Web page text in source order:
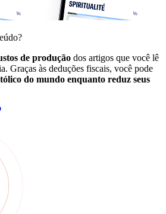
de produção dos artigos que você lê
Graças às deduções fiscais, você pode
do mundo enquanto reduz seus